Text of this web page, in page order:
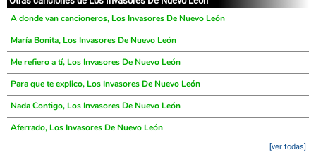
A donde van cancioneros, Los Invasores De Nuevo León
María Bonita, Los Invasores De Nuevo León
Me refiero a tí, Los Invasores De Nuevo León
Para que te explico, Los Invasores De Nuevo León
Nada Contigo, Los Invasores De Nuevo León
Aferrado, Los Invasores De Nuevo León
[ver todas]